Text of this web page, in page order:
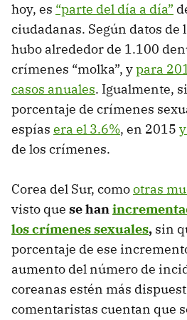
hoy, es “parte del día a día”
ciudadanas. Según datos de
hubo alrededor de 1.100
crímenes “molka”, ypara
casos anuales. Igualmente,
porcentaje de crímenes
espías era el 3.6%, en 2015
de los crímenes.
Corea del Sur, comootras
visto que se han
los crímenes sexuales, sin
porcentaje de ese
aumento del número de
coreanas estén más
comentaristas cuentan que